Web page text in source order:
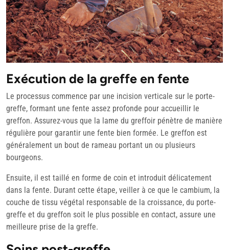
Exécution de la greffe en fente
Le processus commence par une incision verticale sur le porte-
greffe, formant une fente assez profonde pour accueillir le
greffon. Assurez-vous que la lame du greffoir pénètre de manière
régulière pour garantir une fente bien formée. Le greffon est
généralement un bout de rameau portant un ou plusieurs
bourgeons.
Ensuite, il est taillé en forme de coin et introduit délicatement
dans la fente. Durant cette étape, veiller à ce que le cambium, la
couche de tissu végétal responsable de la croissance, du porte-
greffe et du greffon soit le plus possible en contact, assure une
meilleure prise de la greffe.